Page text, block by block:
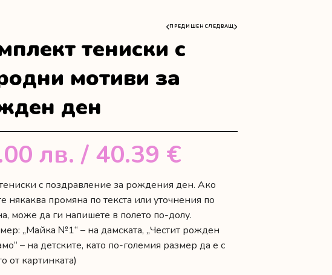
ПРЕДИШЕН СЛЕДВАЩ
тениски с
мотиви за
ден
лв. / 40.39 €
с поздравление за рождения ден. Ако
някаква промяна по текста или уточнения по
може да ги напишете в полето по-долу.
„Майка №1“ – на дамската, „Честит рожден
– на детските, като по-големия размер да е с
от картинката)